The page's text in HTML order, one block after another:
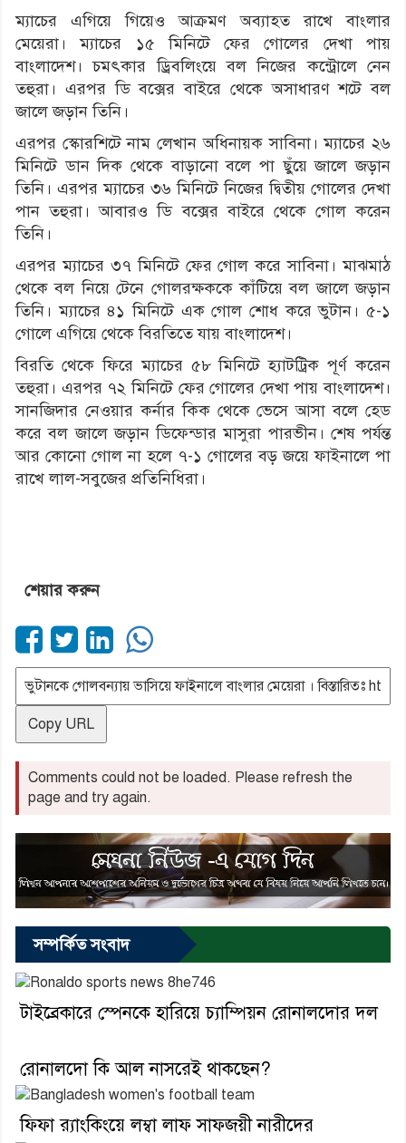
ম্যাচের এগিয়ে গিয়েও আক্রমণ অব্যাহত রাখে বাংলার
মেয়েরা। ম্যাচের ১৫ মিনিটে ফের গোলের দেখা পায়
বাংলাদেশ। চমৎকার ড্রিবলিংয়ে বল নিজের কন্ট্রোলে নেন
তহুরা। এরপর ডি বক্সের বাইরে থেকে অসাধারণ শটে বল
জালে জড়ান তিনি।
এরপর স্কোরশিটে নাম লেখান অধিনায়ক সাবিনা। ম্যাচের ২৬
মিনিটে ডান দিক থেকে বাড়ানো বলে পা ছুঁয়ে জালে জড়ান
তিনি। এরপর ম্যাচের ৩৬ মিনিটে নিজের দ্বিতীয় গোলের দেখা
পান তহুরা। আবারও ডি বক্সের বাইরে থেকে গোল করেন
তিনি।
এরপর ম্যাচের ৩৭ মিনিটে ফের গোল করে সাবিনা। মাঝমাঠ
থেকে বল নিয়ে টেনে গোলরক্ষককে কাঁটিয়ে বল জালে জড়ান
তিনি। ম্যাচের ৪১ মিনিটে এক গোল শোধ করে ভুটান। ৫-১
গোলে এগিয়ে থেকে বিরতিতে যায় বাংলাদেশ।
বিরতি থেকে ফিরে ম্যাচের ৫৮ মিনিটে হ্যাটট্রিক পূর্ণ করেন
তহুরা। এরপর ৭২ মিনিটে ফের গোলের দেখা পায় বাংলাদেশ।
সানজিদার নেওয়ার কর্নার কিক থেকে ভেসে আসা বলে হেড
করে বল জালে জড়ান ডিফেন্ডার মাসুরা পারভীন। শেষ পর্যন্ত
আর কোনো গোল না হলে ৭-১ গোলের বড় জয়ে ফাইনালে পা
রাখে লাল-সবুজের প্রতিনিধিরা।
শেয়ার করুন
Copy URL
Comments could not be loaded. Please refresh the
page and try again.
সম্পর্কিত সংবাদ
টাইব্রেকারে স্পেনকে হারিয়ে চ্যাম্পিয়ন রোনালদোর দল
রোনালদো কি আল নাসরেই থাকছেন?
ফিফা র‌্যাংকিংয়ে লম্বা লাফ সাফজয়ী নারীদের